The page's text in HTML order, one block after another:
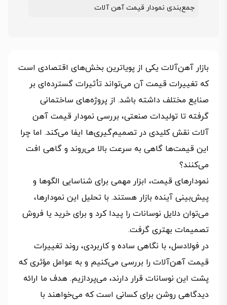
جمع‌بندی نمودار قیمت آهن آلات
بازار آهن‌آلات یکی از پویاترین بخش‌های اقتصادی است
که تغییرات قیمت آن می‌تواند تأثیرات گسترده‌ای بر
صنایع مختلف داشته باشد. از پروژه‌های ساختمانی
گرفته تا تولیدات صنعتی، بررسی نمودار قیمت آهن
آلات نقش کلیدی در تصمیم‌گیری‌ها ایفا می‌کند. اما چرا
این قیمت‌ها گاهی به سرعت بالا می‌روند و گاهی افت
می‌کنند؟
نمودارهای قیمت، ابزار مهمی برای شناسایی الگوها و
پیش‌بینی آینده بازار هستند. با تحلیل این نمودارها،
می‌توان دلایل نوسانات را پیدا کرد و برای خرید یا فروش
تصمیمات بهتری گرفت.
در فولادسل، با نگاهی ساده و کاربردی، روند تغییرات
قیمت آهن‌آلات را بررسی می‌کنیم و به عوامل مؤثری که
پشت این نوسانات قرار دارند، می‌پردازیم. هدف ما ارائه
دیدگاهی روشن برای کسانی است که می‌خواهند با